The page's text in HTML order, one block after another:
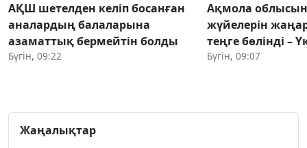
АҚШ шетелден келіп босанған
аналардың балаларына
азаматтық бермейтін болды
Бүгін, 09:22
Ақмола
жүйелерін
теңге бөлінді –
Бүгін, 09:07
Жаңалықтар